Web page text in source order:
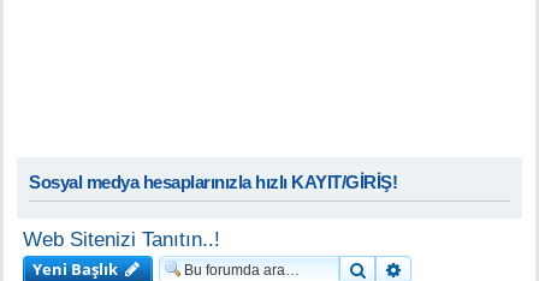
Sosyal medya hesaplarınızla hızlı KAYIT/GİRİŞ!
Web Sitenizi Tanıtın..!
Yeni Başlık
Ara